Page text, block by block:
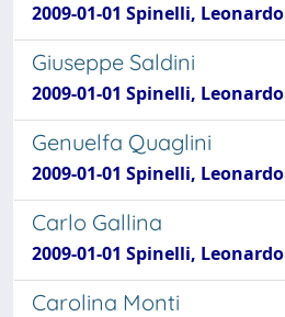
2009-01-01 Spinelli, Leonardo
Giuseppe Saldini
2009-01-01 Spinelli, Leonardo
Genuelfa Quaglini
2009-01-01 Spinelli, Leonardo
Carlo Gallina
2009-01-01 Spinelli, Leonardo
Carolina Monti